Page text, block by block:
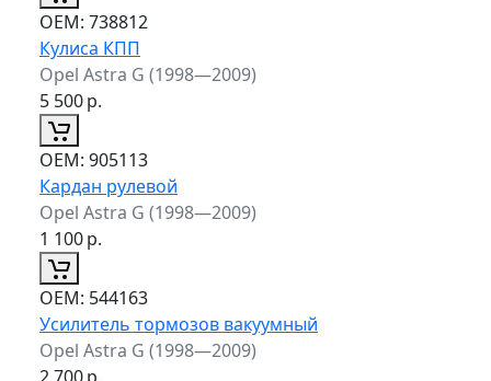
ОЕМ: 738812
Кулиса КПП
Opel Astra G (1998—2009)
5 500р.
ОЕМ: 905113
Кардан рулевой
Opel Astra G (1998—2009)
1 100р.
ОЕМ: 544163
Усилитель тормозов вакуумный
Opel Astra G (1998—2009)